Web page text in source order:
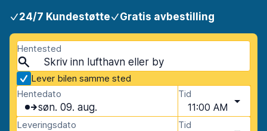
24/7 Kundestøtte Gratis avbestilling
Hentested
Lever bilen samme sted
Hentedato
søn. 09. aug.
Tid
11:00 AM
Leveringsdato Tid